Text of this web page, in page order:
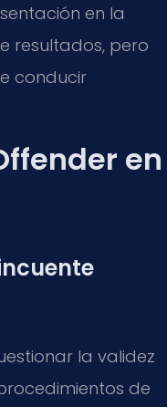
en la
resultados, pero
conducir
en
la validez
de